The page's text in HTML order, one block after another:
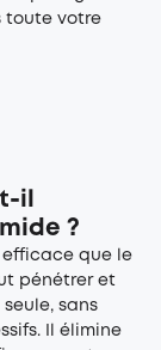
toute votre
il
?
efficace que le
pénétrer et
sans
Il élimine